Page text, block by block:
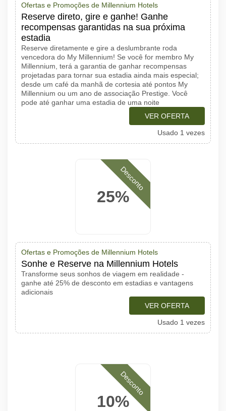
Ofertas e Promoções de Millennium Hotels
Reserve direto, gire e ganhe! Ganhe
recompensas garantidas na sua próxima
estadia
Reserve diretamente e gire a deslumbrante roda
vencedora do My Millennium! Se você for membro My
Millennium, terá a garantia de ganhar recompensas
projetadas para tornar sua estadia ainda mais especial;
desde um café da manhã de cortesia até pontos My
Millennium ou um ano de associação Prestige. Você
pode até ganhar uma estadia de uma noite
VER OFERTA
Usado 1 vezes
25%
Desconto
Ofertas e Promoções de Millennium Hotels
Sonhe e Reserve na Millennium Hotels
Transforme seus sonhos de viagem em realidade -
ganhe até 25% de desconto em estadias e vantagens
adicionais
VER OFERTA
Usado 1 vezes
10%
Desconto